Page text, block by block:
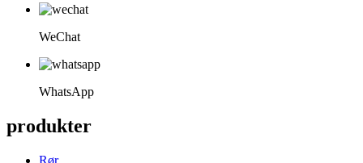
WeChat
WhatsApp
produkter
Rør